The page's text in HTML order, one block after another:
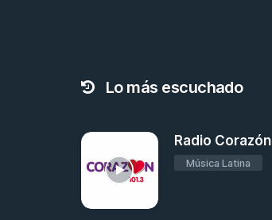
Lo más escuchado
Radio Corazón
Música Latina